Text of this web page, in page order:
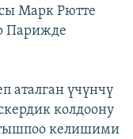
Марк Рютте
Парижде
аталган үчүнчү
колдоону
келишими